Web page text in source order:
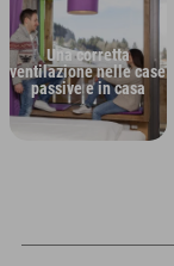
Una corretta
ventilazione nelle case
passive e in casa